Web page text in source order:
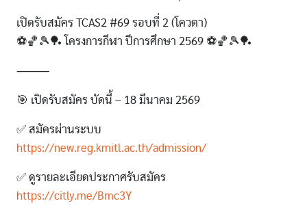
เปิดรับสมัคร TCAS2 #69 รอบที่ 2 (โควตา)
⚽️🏀🎾🏓 โครงการกีฬา ปีการศึกษา 2569 ⚽️🏀🎾🏓
⸻
🎯 เปิดรับสมัคร บัดนี้ – 18 มีนาคม 2569
✅ สมัครผ่านระบบ
https://new.reg.kmitl.ac.th/admission/
✅ ดูรายละเอียดประกาศรับสมัคร
https://citly.me/Bmc3Y